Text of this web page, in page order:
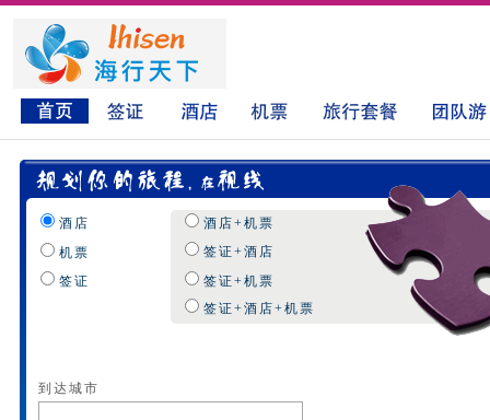
酒店
机票
签证
酒店+机票
签证+机票
签证+酒店
签证+酒店+机票
到达城市